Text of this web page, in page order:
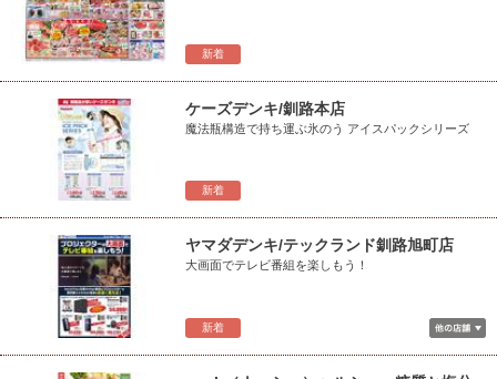
新着
新着
ケーズデンキ/釧路本店
魔法瓶構造で持ち運ぶ氷のう アイスパックシリーズ
新着
ヤマダデンキ/テックランド釧路旭町店
大画面でテレビ番組を楽しもう！